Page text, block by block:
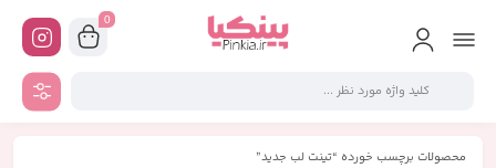
0
محصولات برچسب خورده “تینت لب جدید”